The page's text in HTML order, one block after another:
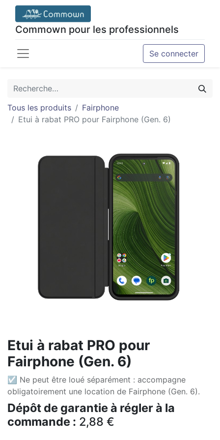
Commown pour les professionnels
Se connecter
Tous les produits
Fairphone
Etui à rabat PRO pour Fairphone (Gen. 6)
Etui à rabat PRO pour
Fairphone (Gen. 6)
☑ Ne peut être loué séparément : accompagne
obligatoirement une location de Fairphone (Gen. 6).
Dépôt de garantie à régler à la
commande : 2,88 €